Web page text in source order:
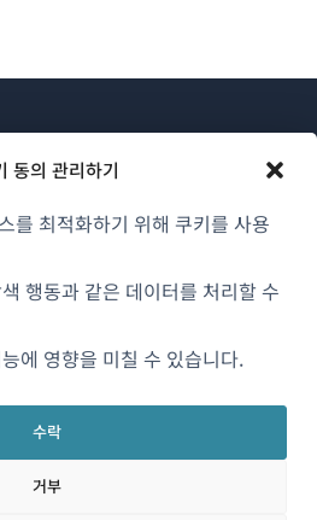
동의 관리하기
를 최적화하기 위해 쿠키를 사용
행동과 같은 데이터를 처리할 수
에 영향을 미칠 수 있습니다.
수락
거부
한국어
WPML 소개
개인정보 처리방침
창
열
(새
창
서
(새
창
에
서
열
(새
창
서